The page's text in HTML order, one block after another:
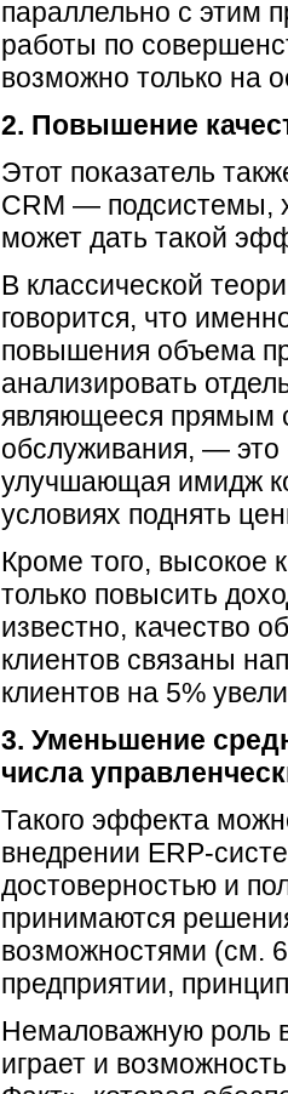
параллельно с этим
работы по
возможно только на
2. Повышение
Этот показатель
CRM — подсистемы,
может дать такой
В классической
говорится, что
повышения объема
анализировать
являющееся прямым
обслуживания, — это
улучшающая имидж
условиях поднять
Кроме того, высокое
только повысить
известно, качество
клиентов связаны
клиентов на 5%
3. Уменьшение
числа
Такого эффекта
внедрении ERP-
достоверностью и
принимаются
возможностями (см.
предприятии,
Немаловажную роль
играет и